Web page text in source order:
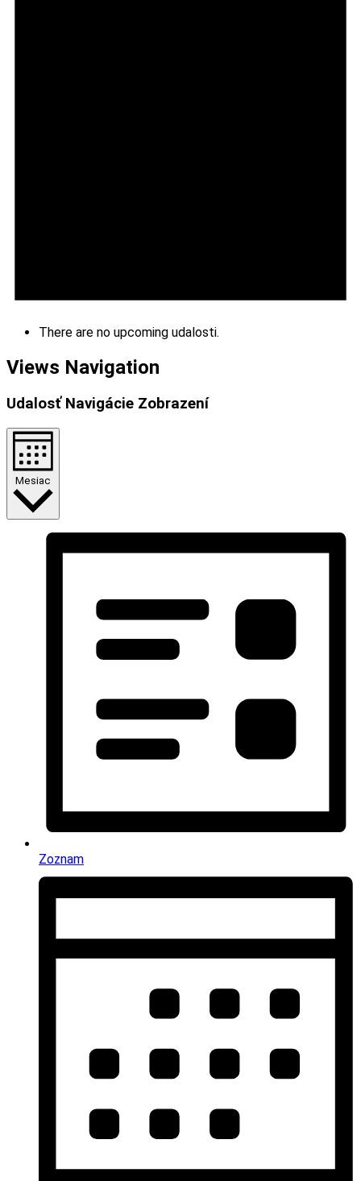
There are no upcoming udalosti.
Views Navigation
Udalosť Navigácie Zobrazení
Mesiac
Zoznam